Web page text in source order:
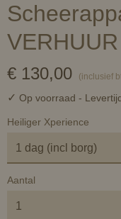
€ 130,00 (inclusief
✓ Op voorraad -
Heiliger Xperience
Aantal